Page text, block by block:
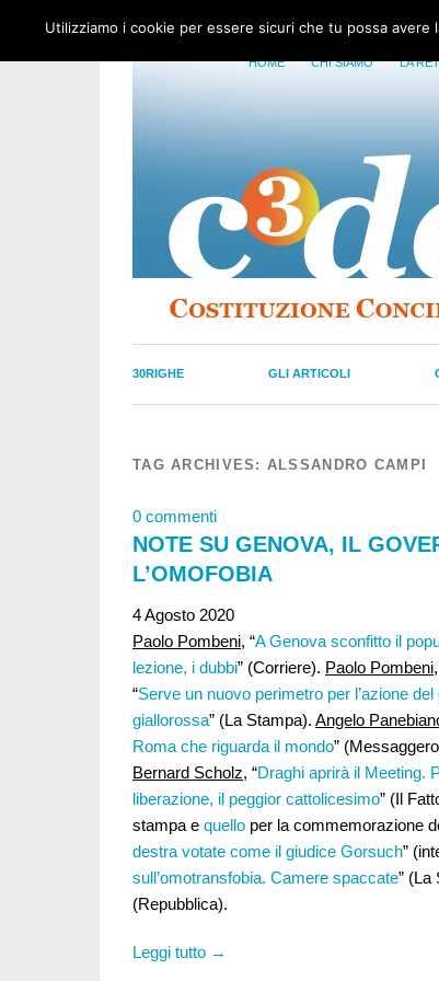
HOME CHI SIAMO LA
30RIGHE GLI ARTICOLI
TAG ARCHIVES: ALSSANDRO CAMPI
0 commenti
NOTE SU GENOVA, IL
L’OMOFOBIA
4 Agosto 2020
Paolo Pombeni, “A Genova sconfitto il
lezione, i dubbi” (Corriere). Paolo Pombeni
“Serve un nuovo perimetro per l’azione del
giallorossa” (La Stampa). Angelo
Roma che riguarda il mondo”
Bernard Scholz, “Draghi aprirà il Meeting.
liberazione, il peggior cattolicesimo” (Il
stampa e quello per la commemorazione
destra votate come il giudice Gorsuch”
sull’omotransfobia. Camere spaccate” (La
(Repubblica).
Leggi tutto →
Utilizziamo i cookie per essere sicuri che tu possa